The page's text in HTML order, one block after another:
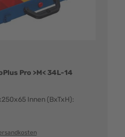
Pro >M< 34L-14
Innen (BxTxH):